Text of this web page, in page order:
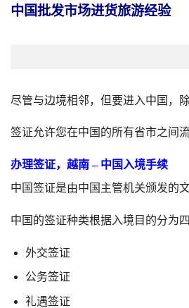
中国批发市场进货旅游经验
尽管与边境相邻，但要进入中国，
签证允许您在中国的所有省市之间
办理签证，越南 – 中国入境手续
中国签证是由中国主管机关颁发的
中国的签证种类根据入境目的分为四
外交签证
公务签证
礼遇签证